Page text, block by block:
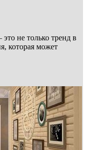
не только тренд в
которая может